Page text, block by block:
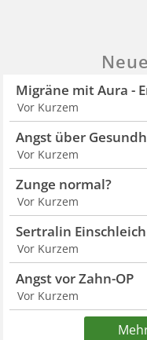
Migräne mit Aura -
Vor Kurzem
Angst über
Vor Kurzem
Zunge normal?
Vor Kurzem
Sertralin
Vor Kurzem
Angst vor Zahn-OP
Vor Kurzem